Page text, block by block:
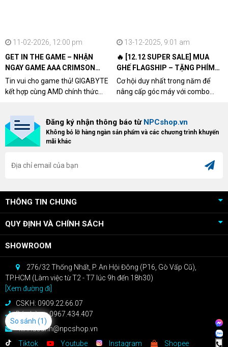
11-02-2026, 12:00 pm
GET IN THE GAME – NHẬN
NGAY GAME AAA CRIMSON
DESERT CÙNG GIGABYTE &
AMD
Tin vui cho game thủ! GIGABYTE
kết hợp cùng AMD chính thức
khách hàng sở hữu VGA Radeon
RX 9070 / RX 9070 XT.
13-12-2025, 9:01 am
🔥 [12.12 SUPER SALE] MUA
GHẾ FLAGSHIP – TẶNG PHÍM
CƠ XỊN
Cơ hội duy nhất trong năm để
nâng cấp góc máy với combo
dòng ghế Gaming cao cấp nhất,
bạn sẽ nhận ngay quà tặng trị giá
Đăng ký nhận thông báo từ NPCshop.vn
Không bỏ lỡ hàng ngàn sản phẩm và các chương trình khuyến
mãi khác
THÔNG TIN CHUNG
QUY ĐỊNH VÀ CHÍNH SÁCH
SHOWROOM
276/32 Thống Nhất, P. An Hội Đông (P16, Gò Vấp Cũ),
TP.HCM (Làm việc từ T2 - T7 lúc 9h đến 18h30)
[Xem đường đi]
CSKH: 0909.22.66.07
Bán hàng: 0967.434.407
kinhdoanh@npcshop.vn
Tiktok
Youtube Instagram Shopee
So sánh (1)